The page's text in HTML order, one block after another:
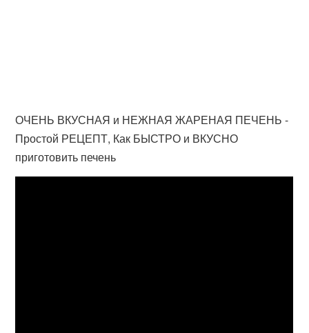
ОЧЕНЬ ВКУСНАЯ и НЕЖНАЯ ЖАРЕНАЯ ПЕЧЕНЬ -
Простой РЕЦЕПТ, Как БЫСТРО и ВКУСНО
приготовить печень